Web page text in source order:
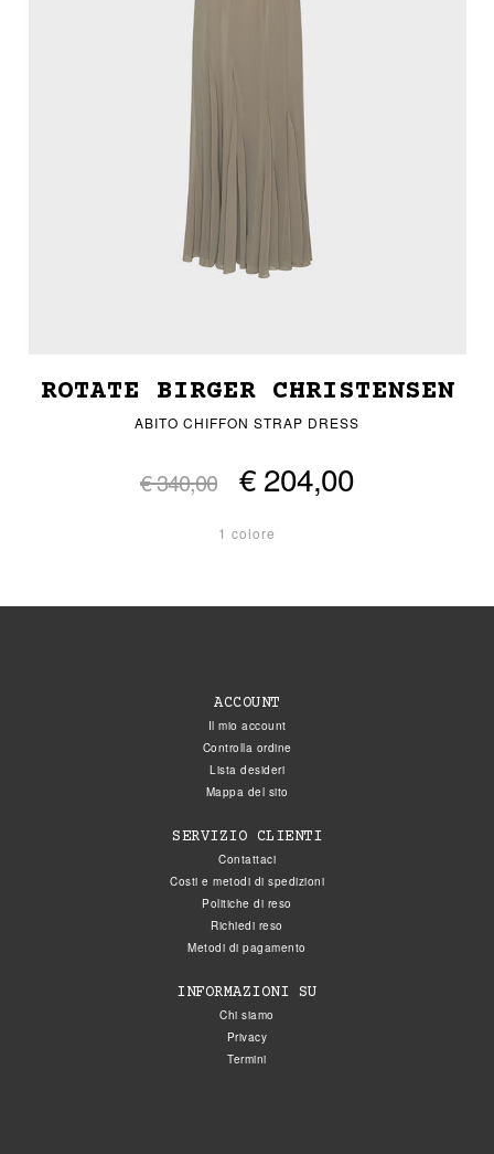
ROTATE BIRGER CHRISTENSEN
ABITO CHIFFON STRAP DRESS
€ 340,00 € 204,00
1 colore
ACCOUNT
Il mio account
Controlla ordine
Lista desideri
Mappa del sito
SERVIZIO CLIENTI
Contattaci
Costi e metodi di spedizioni
Politiche di reso
Richiedi reso
Metodi di pagamento
INFORMAZIONI SU
Chi siamo
Privacy
Termini